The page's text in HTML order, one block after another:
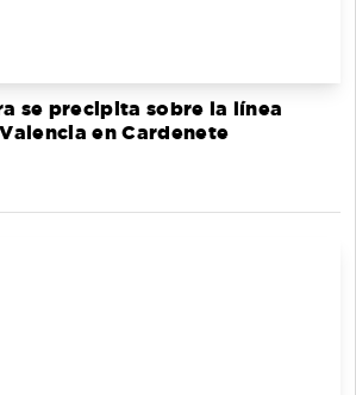
se precipita sobre la línea
en Cardenete